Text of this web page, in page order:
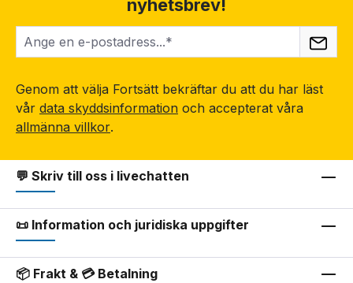
nyhetsbrev!
Genom att välja Fortsätt bekräftar du att du har läst
vår data skyddsinformation och accepterat våra
allmänna villkor.
💬 Skriv till oss i livechatten
📜 Information och juridiska uppgifter
📦 Frakt & 💳 Betalning